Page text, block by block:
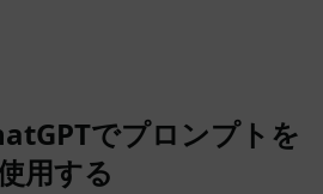
でプロンプトを
用する